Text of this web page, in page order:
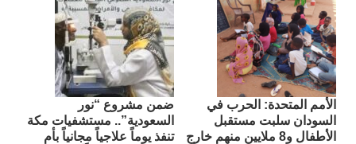
الأمم المتحدة: الحرب في
السودان سلبت مستقبل
الأطفال و8 ملايين منهم خارج
ضمن مشروع “نور
السعودية”.. مستشفيات مكة
تنفذ يوماً علاجياً مجانياً بأم